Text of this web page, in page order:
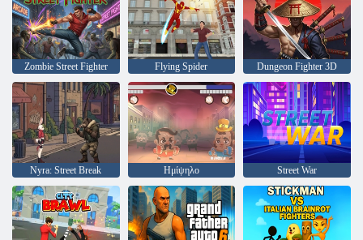
Zombie Street Fighter Flying Spider Dungeon Fighter 3D
Nyra: Street Break Ημίψηλο Street War